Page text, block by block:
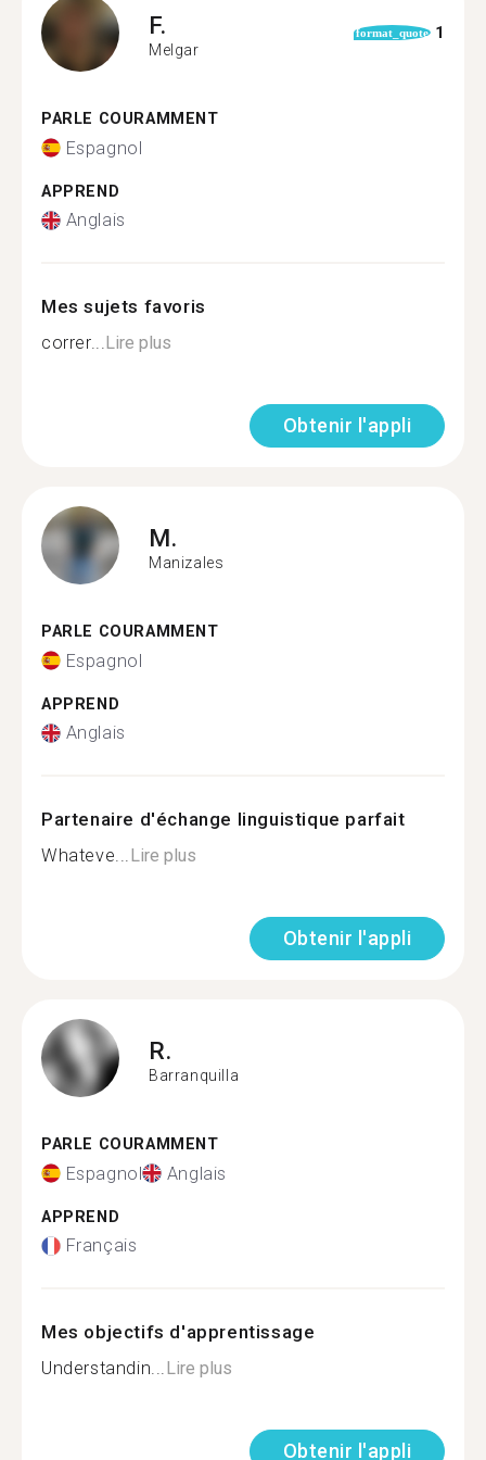
F.
Melgar
format_quote 1
PARLE COURAMMENT
Espagnol
APPREND
Anglais
Mes sujets favoris
correr...Lire plus
Obtenir l'appli
M.
Manizales
PARLE COURAMMENT
Espagnol
APPREND
Anglais
Partenaire d'échange linguistique parfait
Whateve...Lire plus
Obtenir l'appli
R.
Barranquilla
PARLE COURAMMENT
Espagnol Anglais
APPREND
Français
Mes objectifs d'apprentissage
Understandin...Lire plus
Obtenir l'appli